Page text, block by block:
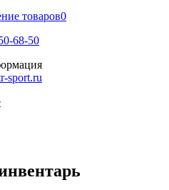
товаров0
68-50
sport.ru